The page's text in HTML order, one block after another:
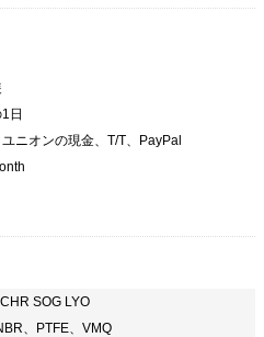
日
ニオンの現金、T/T、PayPal
SOG LYO
、PTFE、VMQ